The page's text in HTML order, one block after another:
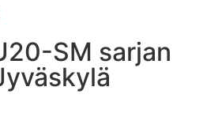
SM sarjan